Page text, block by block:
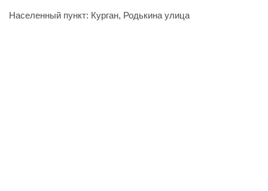
Населенный пункт: Курган, Родькина улица